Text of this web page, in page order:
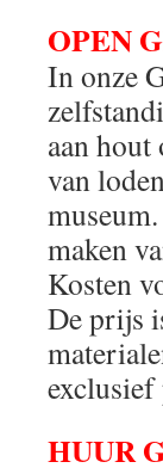
OPEN
In onze
aan
van
maken
Kosten
De prijs
exclusief
HUUR